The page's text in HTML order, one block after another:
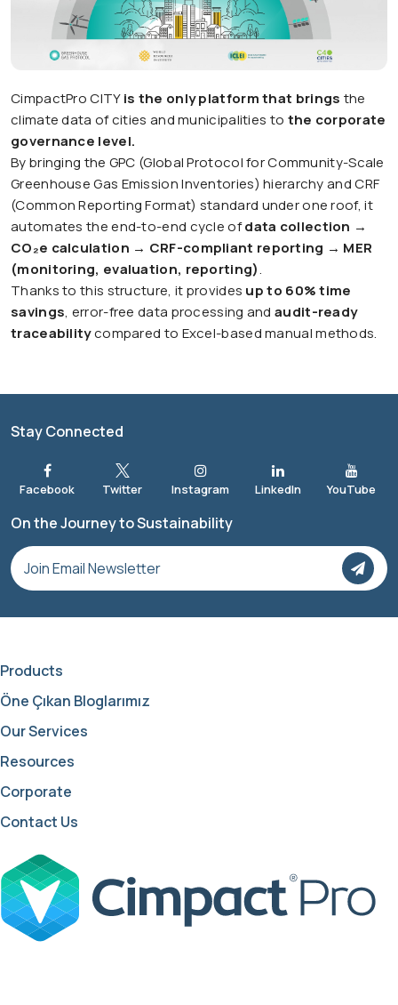
CimpactPro CITYis the only platform that brings the
climate data of cities and municipalities to the corporate
governance level.
By bringing the GPC (Global Protocol for Community-Scale
Greenhouse Gas Emission Inventories) hierarchy and CRF
(Common Reporting Format) standard under one roof, it
automates the end-to-end cycle ofdata collection →
CO₂e calculation → CRF-compliant reporting → MER
(monitoring, evaluation, reporting).
Thanks to this structure, it provides up to 60% time
savings, error-free data processing andaudit-ready
traceabilitycompared to Excel-based manual methods.
Stay Connected
On the Journey to Sustainability
Products
Öne Çıkan Bloglarımız
Our Services
Resources
Corporate
Contact Us